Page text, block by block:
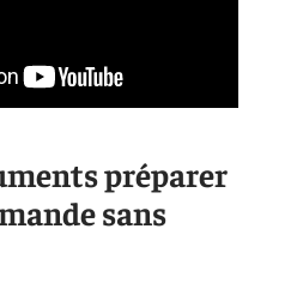
préparer
sans